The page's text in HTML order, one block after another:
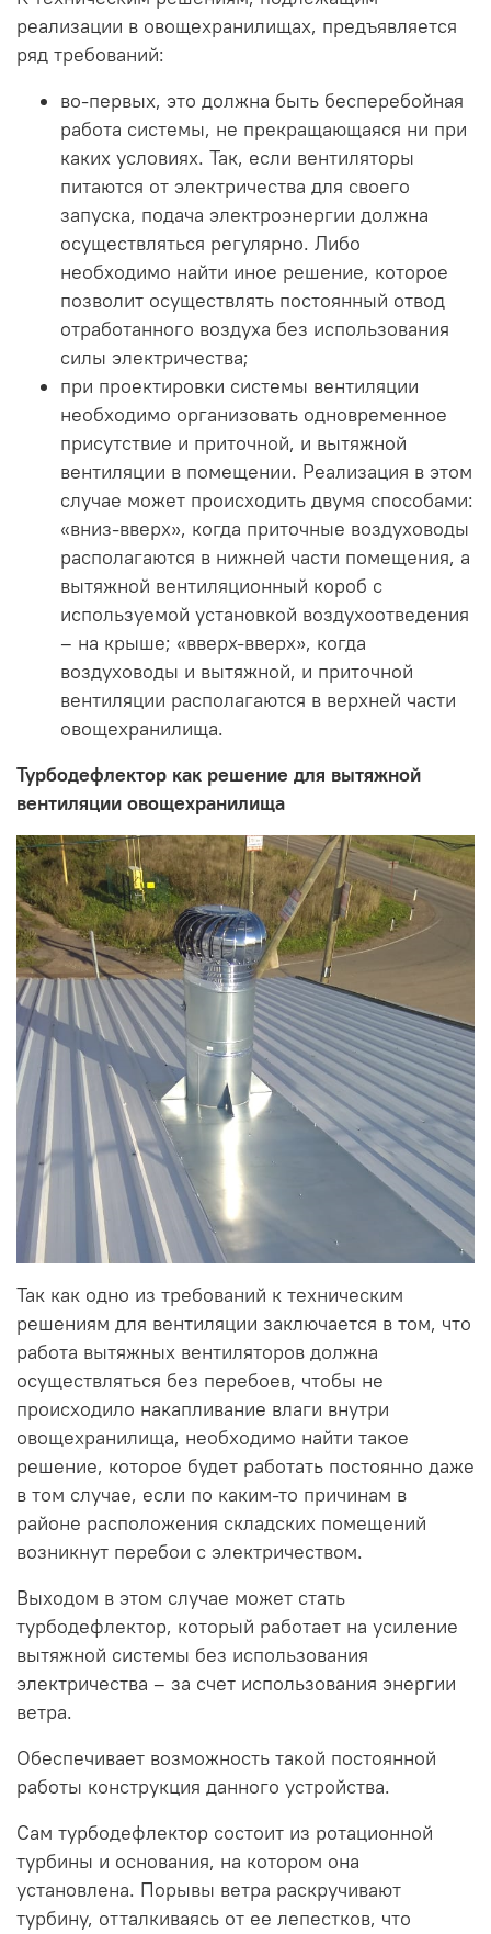
реализации в овощехранилищах, предъявляется
ряд требований:
во-первых, это должна быть бесперебойная
работа системы, не прекращающаяся ни при
каких условиях. Так, если вентиляторы
питаются от электричества для своего
запуска, подача электроэнергии должна
осуществляться регулярно. Либо
необходимо найти иное решение, которое
позволит осуществлять постоянный отвод
отработанного воздуха без использования
силы электричества;
при проектировки системы вентиляции
необходимо организовать одновременное
присутствие и приточной, и вытяжной
вентиляции в помещении. Реализация в этом
случае может происходить двумя способами:
«вниз-вверх», когда приточные воздуховоды
располагаются в нижней части помещения, а
вытяжной вентиляционный короб с
используемой установкой воздухоотведения
– на крыше; «вверх-вверх», когда
воздуховоды и вытяжной, и приточной
вентиляции располагаются в верхней части
овощехранилища.
Турбодефлектор как решение для вытяжной
вентиляции овощехранилища
Так как одно из требований к техническим
решениям для вентиляции заключается в том, что
работа вытяжных вентиляторов должна
осуществляться без перебоев, чтобы не
происходило накапливание влаги внутри
овощехранилища, необходимо найти такое
решение, которое будет работать постоянно даже
в том случае, если по каким-то причинам в
районе расположения складских помещений
возникнут перебои с электричеством.
Выходом в этом случае может стать
турбодефлектор, который работает на усиление
вытяжной системы без использования
электричества – за счет использования энергии
ветра.
Обеспечивает возможность такой постоянной
работы конструкция данного устройства.
Сам турбодефлектор состоит из ротационной
турбины и основания, на котором она
установлена. Порывы ветра раскручивают
турбину, отталкиваясь от ее лепестков, что